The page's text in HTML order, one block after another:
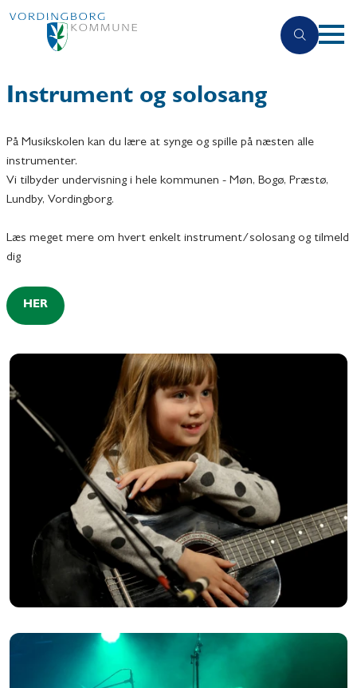
Instrument og solosang
På Musikskolen kan du lære at synge og spille på næsten alle
instrumenter.
Vi tilbyder undervisning i hele kommunen - Møn, Bogø, Præstø,
Lundby, Vordingborg.
Læs meget mere om hvert enkelt instrument/solosang og tilmeld
dig
HER